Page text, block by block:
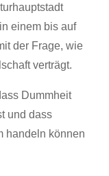
einem bis auf
der Frage, wie
verträgt.
Dummheit
und dass
handeln können